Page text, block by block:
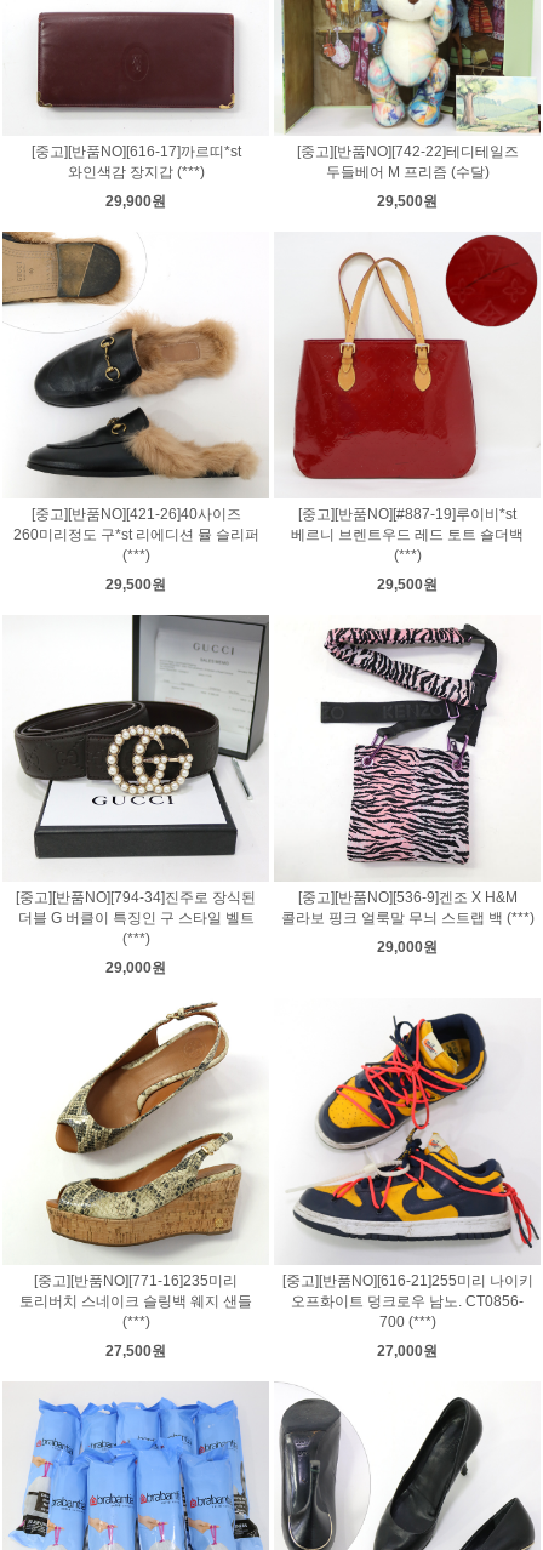
[중고][반품NO][616-17]까르띠*st
와인색감 장지갑 (***)
29,900원
[중고][반품NO][742-22]테디테일즈
두들베어 M 프리즘 (수달)
29,500원
[중고][반품NO][421-26]40사이즈
260미리정도 구*st 리에디션 뮬 슬리퍼
(***)
29,500원
[중고][반품NO][#887-19]루이비*st
베르니 브렌트우드 레드 토트 숄더백
(***)
29,500원
[중고][반품NO][794-34]진주로 장식된
더블 G 버클이 특징인 구 스타일 벨트
(***)
29,000원
[중고][반품NO][536-9]겐조 X H&M
콜라보 핑크 얼룩말 무늬 스트랩 백 (***)
29,000원
[중고][반품NO][771-16]235미리
토리버치 스네이크 슬링백 웨지 샌들
(***)
27,500원
[중고][반품NO][616-21]255미리 나이키
오프화이트 덩크로우 남노. CT0856-
700 (***)
27,000원